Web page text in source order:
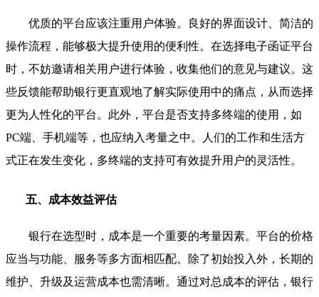
优质的平台应该注重用户体验。良好的界面设计、简洁的
操作流程，能够极大提升使用的便利性。在选择电子函证平台
时，不妨邀请相关用户进行体验，收集他们的意见与建议。这
些反馈能帮助银行更直观地了解实际使用中的痛点，从而选择
更为人性化的平台。此外，平台是否支持多终端的使用，如
PC端、手机端等，也应纳入考量之中。人们的工作和生活方
式正在发生变化，多终端的支持可有效提升用户的灵活性。
五、成本效益评估
银行在选型时，成本是一个重要的考量因素。平台的价格
应当与功能、服务等多方面相匹配。除了初始投入外，长期的
维护、升级及运营成本也需清晰。通过对总成本的评估，银行